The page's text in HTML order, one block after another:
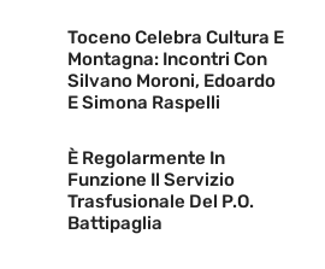
Toceno Celebra Cultura E
Montagna: Incontri Con
Silvano Moroni, Edoardo
E Simona Raspelli
È Regolarmente In
Funzione Il Servizio
Trasfusionale Del P.O.
Battipaglia